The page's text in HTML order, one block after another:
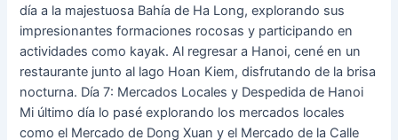
día a la majestuosa Bahía de Ha Long, explorando sus
impresionantes formaciones rocosas y participando en
actividades como kayak. Al regresar a Hanoi, cené en un
restaurante junto al lago Hoan Kiem, disfrutando de la brisa
nocturna. Día 7: Mercados Locales y Despedida de Hanoi
Mi último día lo pasé explorando los mercados locales
como el Mercado de Dong Xuan y el Mercado de la Calle